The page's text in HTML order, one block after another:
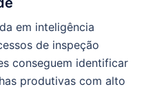
em inteligência
de inspeção
conseguem identificar
produtivas com alto